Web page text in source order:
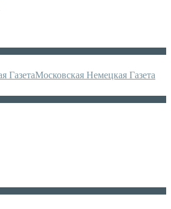
Московская Немецкая Газета